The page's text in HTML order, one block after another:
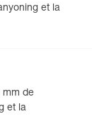
et la
mm de
et la